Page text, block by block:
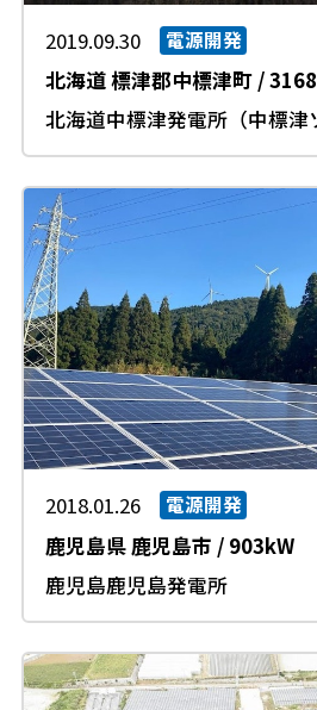
2019.09.30 電源開発
北海道標津郡中標津町/
北海道中標津発電所（中標津
2018.01.26 電源開発
鹿児島県鹿児島市 / 903kW
鹿児島鹿児島発電所